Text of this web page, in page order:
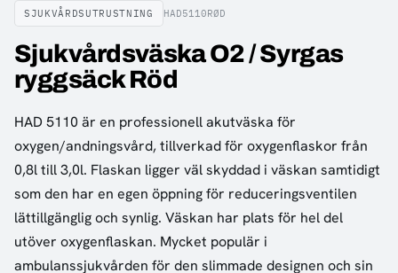
SJUKVÅRDSUTRUSTNING HAD5110RØD
Sjukvårdsväska O2 / Syrgas
ryggsäck Röd
HAD 5110 är en professionell akutväska för
oxygen/andningsvård, tillverkad för oxygenflaskor från
0,8l till 3,0l. Flaskan ligger väl skyddad i väskan samtidigt
som den har en egen öppning för reduceringsventilen
lättillgänglig och synlig. Väskan har plats för hel del
utöver oxygenflaskan. Mycket populär i
ambulanssjukvården för den slimmade designen och sin